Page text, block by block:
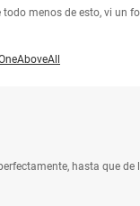
menos de esto, vi un
hasta que de